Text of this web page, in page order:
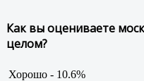
Как вы оцениваете
целом?
Хорошо - 10.6%